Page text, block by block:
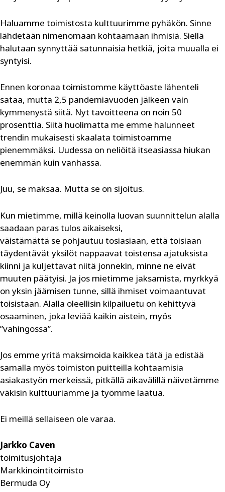
Haluamme toimistosta kulttuurimme pyhäkön. Sinne
lähdetään nimenomaan kohtaamaan ihmisiä. Siellä
halutaan synnyttää satunnaisia hetkiä, joita muualla ei
syntyisi.
Ennen koronaa toimistomme käyttöaste lähenteli
sataa, mutta 2,5 pandemiavuoden jälkeen vain
kymmenystä siitä. Nyt tavoitteena on noin 50
prosenttia. Siitä huolimatta me emme halunneet
trendin mukaisesti skaalata toimistoamme
pienemmäksi. Uudessa on neliöitä itseasiassa hiukan
enemmän kuin vanhassa.
Juu, se maksaa. Mutta se on sijoitus.
Kun mietimme, millä keinolla luovan suunnittelun alalla
saadaan paras tulos aikaiseksi,
­­­väistämättä se pohjautuu tosiasiaan, että toisiaan
täydentävät yksilöt nappaavat toistensa ajatuksista
kiinni ja kuljettavat niitä jonnekin, minne ne eivät
muuten päätyisi. Ja jos mietimme jaksamista, myrkkyä
on yksin jäämisen tunne, sillä ihmiset voimaantuvat
toisistaan. Alalla oleellisin kilpailuetu on kehittyvä
osaaminen, joka leviää kaikin aistein, myös
”vahingossa”.
Jos emme yritä maksimoida kaikkea tätä ja edistää
samalla myös toimiston puitteilla kohtaamisia
asiakastyön merkeissä, pitkällä aikavälillä näivetämme
väkisin kulttuuriamme ja työmme laatua.
Ei meillä sellaiseen ole varaa.
Jarkko Caven
toimitusjohtaja
Markkinointitoimisto
Bermuda Oy